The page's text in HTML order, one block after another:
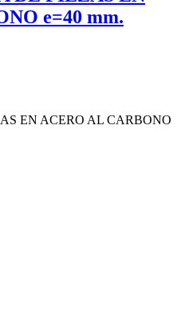
e=40 mm.
EN ACERO AL CARBONO